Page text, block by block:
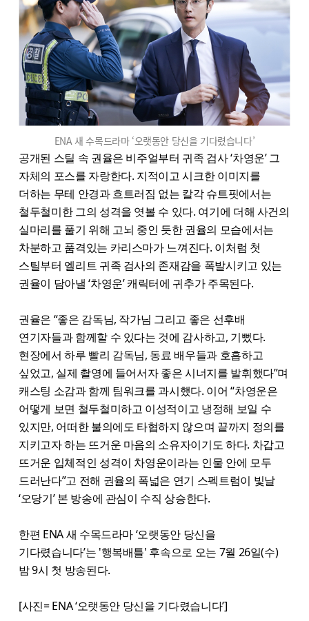
ENA 새 수목드라마 ‘오랫동안 당신을 기다렸습니다’
공개된 스틸 속 권율은 비주얼부터 귀족 검사 ‘차영운’ 그
자체의 포스를 자랑한다. 지적이고 시크한 이미지를
더하는 무테 안경과 흐트러짐 없는 칼각 슈트핏에서는
철두철미한 그의 성격을 엿볼 수 있다. 여기에 더해 사건의
실마리를 풀기 위해 고뇌 중인 듯한 권율의 모습에서는
차분하고 품격있는 카리스마가 느껴진다. 이처럼 첫
스틸부터 엘리트 귀족 검사의 존재감을 폭발시키고 있는
권율이 담아낼 ‘차영운’ 캐릭터에 귀추가 주목된다.
권율은 “좋은 감독님, 작가님 그리고 좋은 선후배
연기자들과 함께할 수 있다는 것에 감사하고, 기뻤다.
현장에서 하루 빨리 감독님, 동료 배우들과 호흡하고
싶었고, 실제 촬영에 들어서자 좋은 시너지를 발휘했다”며
캐스팅 소감과 함께 팀워크를 과시했다. 이어 “차영운은
어떻게 보면 철두철미하고 이성적이고 냉정해 보일 수
있지만, 어떠한 불의에도 타협하지 않으며 끝까지 정의를
지키고자 하는 뜨거운 마음의 소유자이기도 하다. 차갑고
뜨거운 입체적인 성격이 차영운이라는 인물 안에 모두
드러난다”고 전해 권율의 폭넓은 연기 스펙트럼이 빛날
‘오당기’ 본 방송에 관심이 수직 상승한다.
한편 ENA 새 수목드라마 ‘오랫동안 당신을
기다렸습니다’는 '행복배틀' 후속으로 오는 7월 26일(수)
밤 9시 첫 방송된다.
[사진= ENA ‘오랫동안 당신을 기다렸습니다’]